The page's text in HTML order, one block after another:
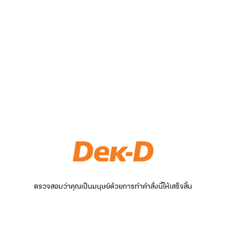
ตรวจสอบว่าคุณเป็นมนุษย์ด้วยการทำคำสั่งนี้ให้เสร็จสิ้น